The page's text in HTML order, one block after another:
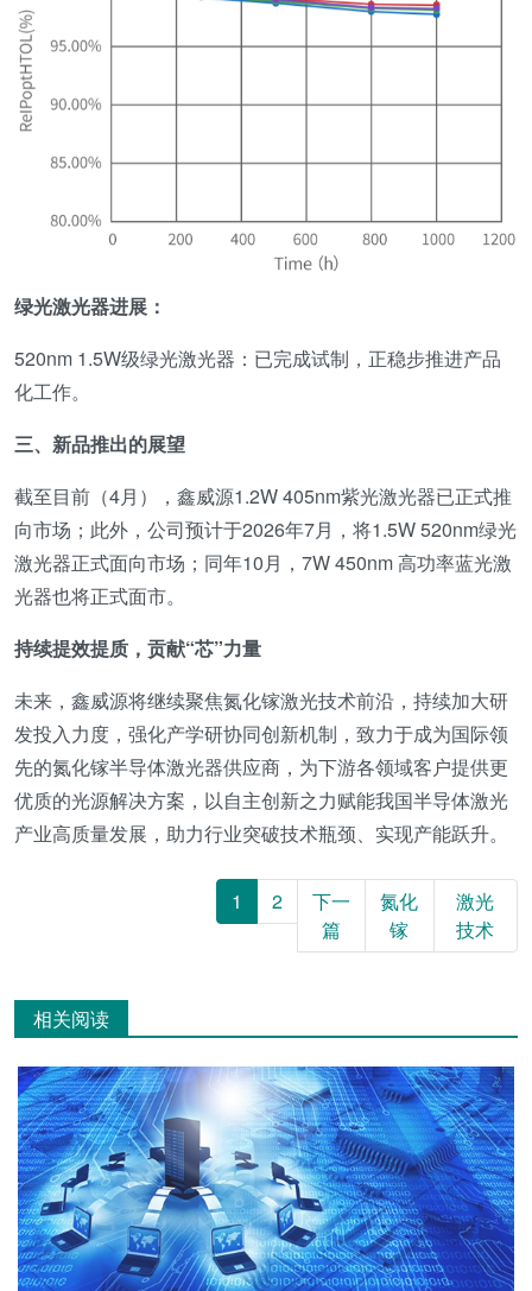
绿光激光器进展 ：
520nm 1.5W级绿光激光器：已完成试制，正稳步推进产品
化工作。
三、 新品推出的展望
截至目前（4月），鑫威源1.2W 405nm紫光激光器已正式推
向市场；此外，公司预计于2026年7月，将1.5W 520nm绿光
激光器正式面向市场；同年10月，7W 450nm 高功率蓝光激
光器也将正式面市。
持续提效提质，贡献“芯”力量
未来，鑫威源将继续聚焦氮化镓激光技术前沿，持续加大研
发投入力度，强化产学研协同创新机制，致力于成为国际领
先的氮化镓半导体激光器供应商，为下游各领域客户提供更
优质的光源解决方案，以自主创新之力赋能我国半导体激光
产业高质量发展，助力行业突破技术瓶颈、实现产能跃升。
1 2
下一
篇
氮化
镓
激光
技术
相关阅读